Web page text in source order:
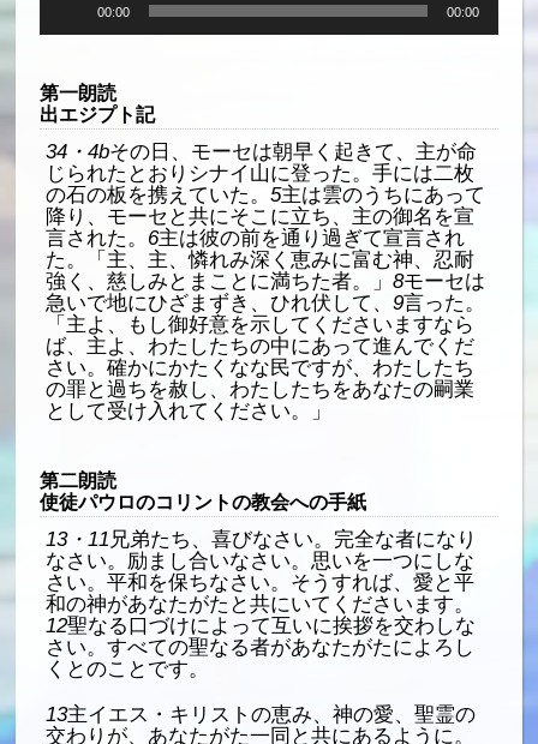
プ
ー
ヤ
ー
00:00 00:00
第一朗読
出エジプト記
34・4bその日、モーセは朝早く起きて、主が命
じられたとおりシナイ山に登った。手には二枚
の石の板を携えていた。5主は雲のうちにあって
降り、モーセと共にそこに立ち、主の御名を宣
言された。 6主は彼の前を通り過ぎて宣言され
た。「主、主、憐れみ深く恵みに富む神、忍耐
強く、慈しみとまことに満ちた者。」8モーセは
急いで地にひざまずき、ひれ伏して、9言った。
「主よ、もし御好意を示してくださいますなら
ば、主よ、わたしたちの中にあって進んでくだ
さい。確かにかたくなな民ですが、わたしたち
の罪と過ちを赦し、わたしたちをあなたの嗣業
として受け入れてください。」
第二朗読
使徒パウロのコリントの教会への手紙
13・11 兄弟たち、喜びなさい。完全な者になり
なさい。励まし合いなさい。思いを一つにしな
さい。平和を保ちなさい。そうすれば、愛と平
和の神があなたがたと共にいてくださいます。
12聖なる口づけによって互いに挨拶を交わしな
さい。すべての聖なる者があなたがたによろし
くとのことです。
13主イエス・キリストの恵み、神の愛、聖霊の
交わりが、あなたがた一同と共にあるように。